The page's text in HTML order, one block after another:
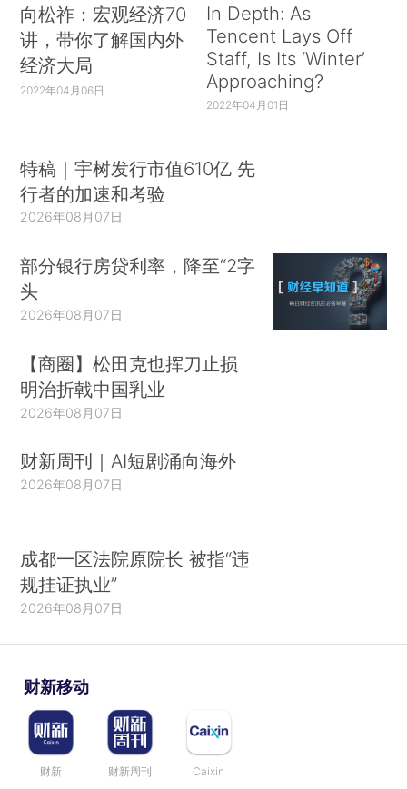
向松祚：宏观经济70
讲，带你了解国内外
经济大局
2022年04月06日
In Depth: As
Tencent Lays Off
Staff, Is Its ‘Winter’
Approaching?
2022年04月01日
特稿｜宇树发行市值610亿 先
行者的加速和考验
2026年08月07日
部分银行房贷利率，降至“2字
头
2026年08月07日
【商圈】松田克也挥刀止损
明治折戟中国乳业
2026年08月07日
财新周刊｜AI短剧涌向海外
2026年08月07日
成都一区法院原院长 被指“违
规挂证执业”
2026年08月07日
财新移动
财新 财新周刊 Caixin